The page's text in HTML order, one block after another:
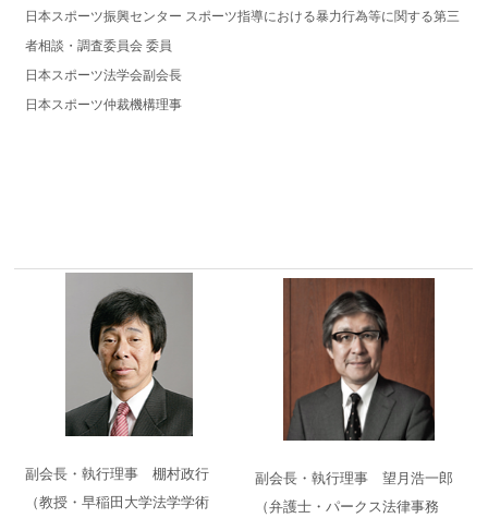
日本スポーツ振興センター スポーツ指導における暴力行為等に関する第三
者相談・調査委員会 委員
日本スポーツ法学会副会長
日本スポーツ仲裁機構理事
副会長・執行理事 棚村政行
（教授・早稲田大学法学学術
副会長・執行理事 望月浩一郎
（弁護士・パークス法律事務